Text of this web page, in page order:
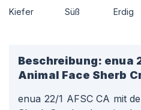
Kiefer Süß Erdig
Beschreibung: enua
Animal Face Sherb
enua 22/1 AFSC CA mit